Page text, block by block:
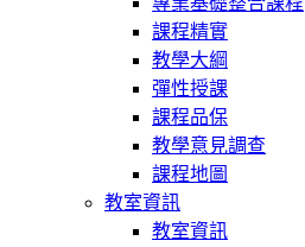
課程精實
教學大綱
彈性授課
課程品保
教學意見調查
課程地圖
教室資訊
教室資訊